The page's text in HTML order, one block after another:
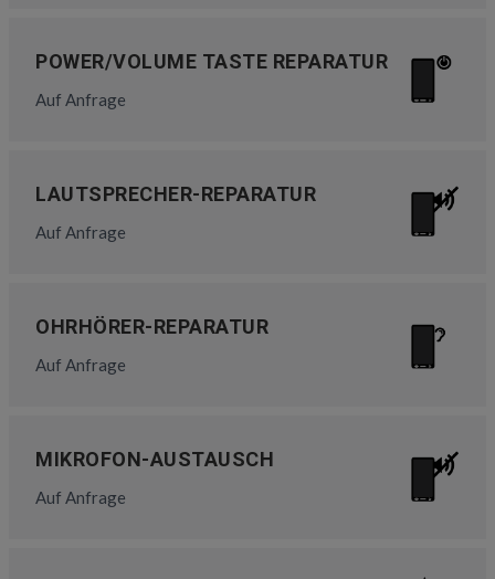
POWER/VOLUME TASTE REPARATUR
Auf Anfrage
LAUTSPRECHER-REPARATUR
Auf Anfrage
OHRHÖRER-REPARATUR
Auf Anfrage
MIKROFON-AUSTAUSCH
Auf Anfrage